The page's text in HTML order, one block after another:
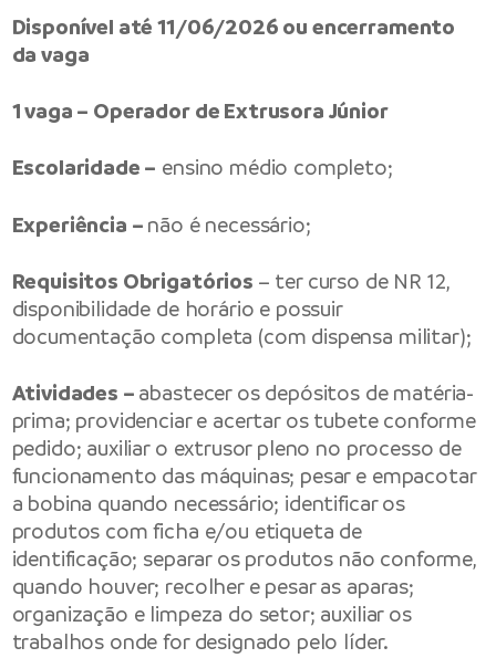
Disponível até 11/06/2026 ou encerramento
da vaga
1 vaga – Operador de Extrusora Júnior
Escolaridade – ensino médio completo;
Experiência – não é necessário;
Requisitos Obrigatórios – ter curso de NR 12,
disponibilidade de horário e possuir
documentação completa (com dispensa militar);
Atividades – abastecer os depósitos de matéria-
prima; providenciar e acertar os tubete conforme
pedido; auxiliar o extrusor pleno no processo de
funcionamento das máquinas; pesar e empacotar
a bobina quando necessário; identificar os
produtos com ficha e/ou etiqueta de
identificação; separar os produtos não conforme,
quando houver; recolher e pesar as aparas;
organização e limpeza do setor; auxiliar os
trabalhos onde for designado pelo líder.